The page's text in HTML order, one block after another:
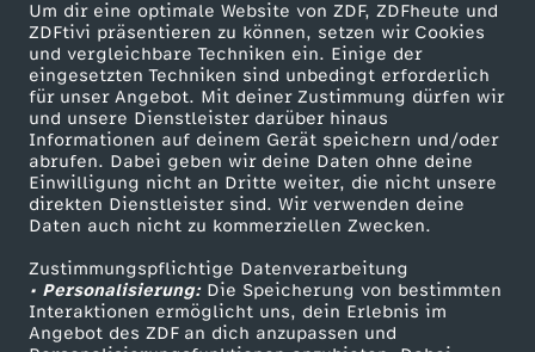
Um dir eine optimale Website von ZDF, ZDFheute und
ZDFtivi präsentieren zu können, setzen wir Cookies
und vergleichbare Techniken ein. Einige der
eingesetzten Techniken sind unbedingt erforderlich
für unser Angebot. Mit deiner Zustimmung dürfen wir
und unsere Dienstleister darüber hinaus
Informationen auf deinem Gerät speichern und/oder
abrufen. Dabei geben wir deine Daten ohne deine
Einwilligung nicht an Dritte weiter, die nicht unsere
direkten Dienstleister sind. Wir verwenden deine
Daten auch nicht zu kommerziellen Zwecken.
Zustimmungspflichtige Datenverarbeitung
• Personalisierung:Die Speicherung von bestimmten
Interaktionen ermöglicht uns, dein Erlebnis im
Angebot des ZDF an dich anzupassen und
t
u
e
l
l
e
Mehr ZDF
ZDF-Apps
Smart TV
ZDFtext
Livestreams
Sendungen A-Z
TV-Programm
Service
ZDFmitreden
Kontakt zum ZDF
Tickets
Zuschauerservice
Hilfe